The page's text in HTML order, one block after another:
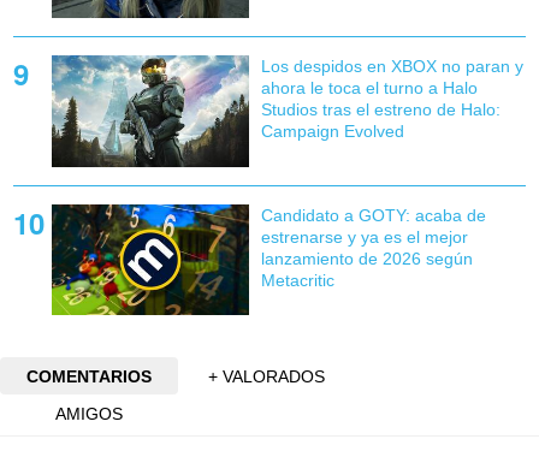
Los despidos en XBOX no paran y
ahora le toca el turno a Halo
Studios tras el estreno de Halo:
Campaign Evolved
Candidato a GOTY: acaba de
estrenarse y ya es el mejor
lanzamiento de 2026 según
Metacritic
COMENTARIOS
+ VALORADOS
AMIGOS